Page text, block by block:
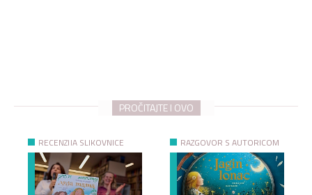
PROČITAJTE I OVO
RECENZIJA SLIKOVNICE RAZGOVOR S AUTORICOM